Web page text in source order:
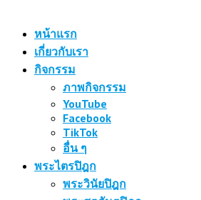
หน้าแรก
เกี่ยวกับเรา
กิจกรรม
ภาพกิจกรรม
YouTube
Facebook
TikTok
อื่น ๆ
พระไตรปิฎก
พระวินัยปิฎก